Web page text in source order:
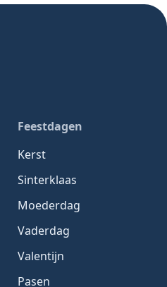
Feestdagen
Kerst
Sinterklaas
Moederdag
Vaderdag
Valentijn
Pasen